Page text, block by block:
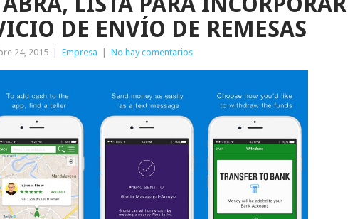
DE ENVÍO DE REMESAS
24, 2015 Empresa No hay comentarios